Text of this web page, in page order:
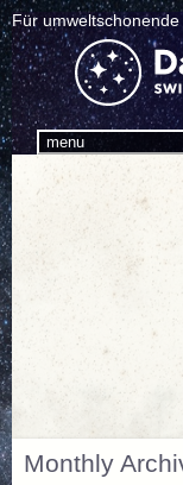
Für
menu
Monthly